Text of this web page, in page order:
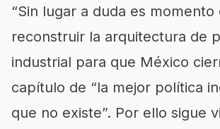
“Sin lugar a duda es momento
reconstruir la arquitectura de
industrial para que México
capítulo de “la mejor política
que no existe”. Por ello sigue